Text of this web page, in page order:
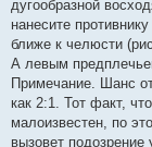
дугообразной
нанесите
ближе к челюсти
А левым
Примечание. Шанс
как 2:1. Тот факт,
малоизвестен, по
вызовет